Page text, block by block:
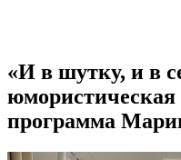
«И в шутку, и в
программа